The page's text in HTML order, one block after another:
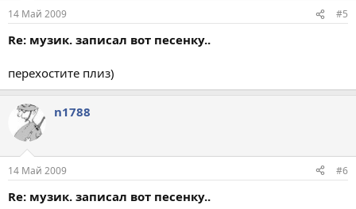
14 Май 2009 #5
Re: музик. записал вот песенку..
перехостите плиз)
n1788
14 Май 2009 #6
Re: музик. записал вот песенку..